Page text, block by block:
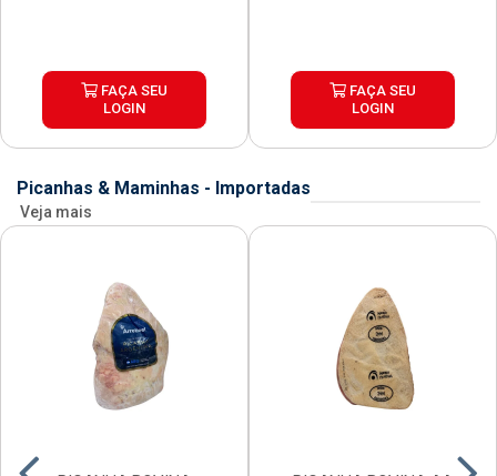
FAÇA SEU
LOGIN
FAÇA SEU
LOGIN
Picanhas & Maminhas - Importadas
Veja mais